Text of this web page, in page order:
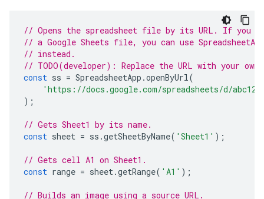
// Opens the spreadsheet file by its URL. If you
// a Google Sheets file, you can use
// instead.
// TODO(developer): Replace the URL with your own.
const ss = SpreadsheetApp .openByUrl(
'https://docs.google.com/spreadsheets/d/
);
// Gets Sheet1 by its name.
const sheet = ss .getSheetByName( 'Sheet1' );
// Gets cell A1 on Sheet1.
const range = sheet.getRange( 'A1' );
// Builds an image using a source URL.